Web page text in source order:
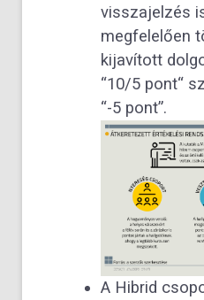
visszajelzés
megfelelően
kijavított
“10/5 pont“
“-5 pont”.
A Hibrid